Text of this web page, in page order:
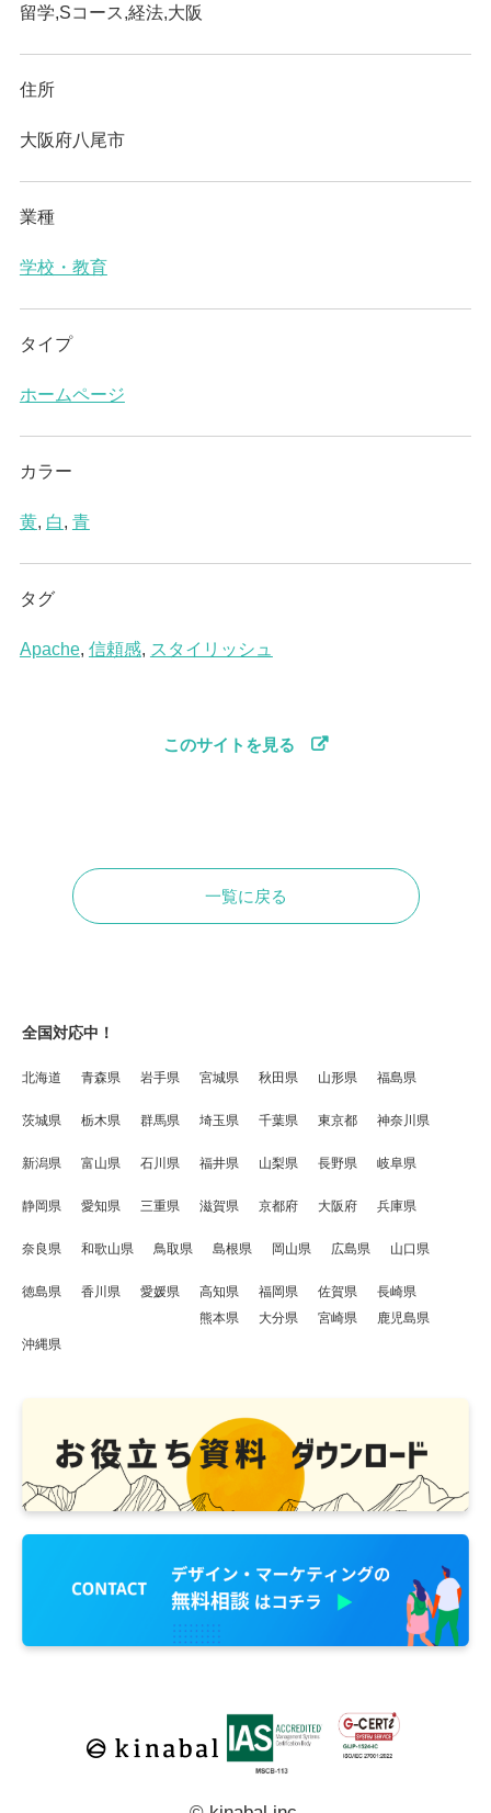
留学,Sコース,経法,大阪
住所
大阪府八尾市
業種
学校・教育
タイプ
ホームページ
カラー
黄, 白, 青
タグ
Apache, 信頼感, スタイリッシュ
このサイトを見る
一覧に戻る
全国対応中！
北海道 青森県 岩手県 宮城県 秋田県 山形県 福島県
茨城県 栃木県 群馬県 埼玉県 千葉県 東京都 神奈川県
新潟県 富山県 石川県 福井県 山梨県 長野県 岐阜県
静岡県 愛知県 三重県 滋賀県 京都府 大阪府 兵庫県
奈良県 和歌山県 鳥取県 島根県 岡山県 広島県 山口県
徳島県 香川県 愛媛県 高知県 福岡県 佐賀県
長崎県
熊本県
大分県 宮崎県
鹿児島県
沖縄県